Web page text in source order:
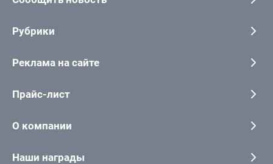
Рубрики
Реклама на сайте
Прайс-лист
О компании
Наши награды